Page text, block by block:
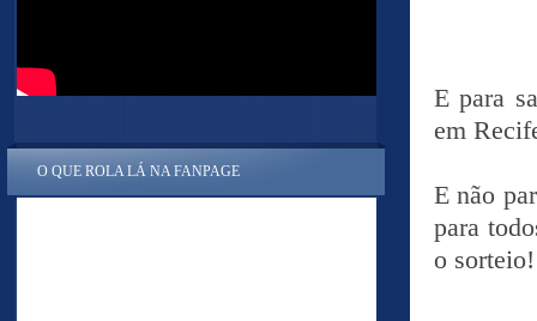
E para
em
E não
para
o sorteio!
O QUE ROLA LÁ NA FANPAGE